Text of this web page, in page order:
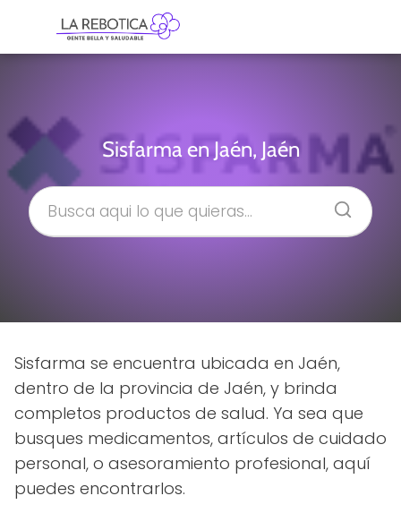
Sisfarma en Jaén, Jaén
Sisfarma se encuentra ubicada en Jaén,
dentro de la provincia de Jaén, y brinda
completos productos de salud. Ya sea que
busques medicamentos, artículos de cuidado
personal, o asesoramiento profesional, aquí
puedes encontrarlos.